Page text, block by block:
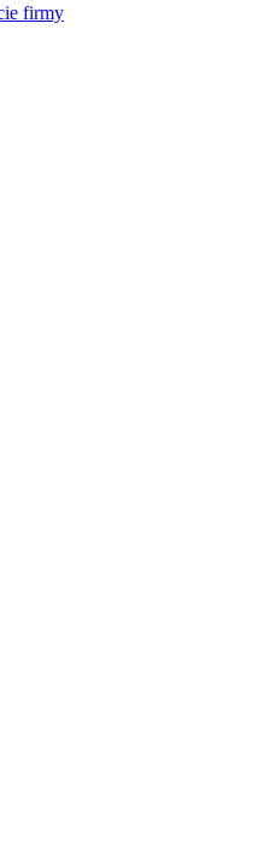
firmy